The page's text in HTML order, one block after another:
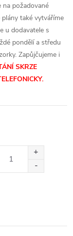
na požadované
také vytváříme
u dodavatele s
pondělí a středu
Zapůjčujeme i
SKRZE